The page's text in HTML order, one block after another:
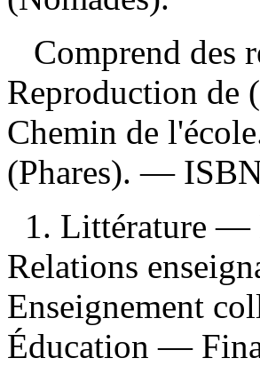
Comprend des
Reproduction de
Chemin de
(Phares). —
1. Littérature —
Relations
Enseignement
Éducation —